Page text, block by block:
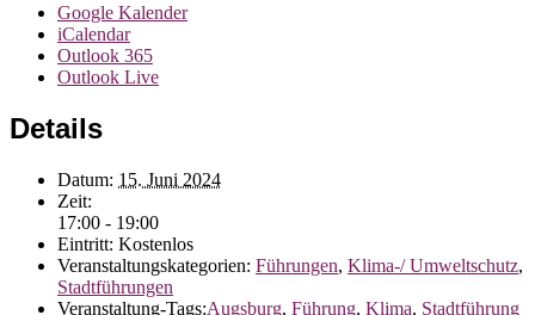
Google Kalender
iCalendar
Outlook 365
Outlook Live
Details
Datum: 15. Juni 2024
Zeit:
17:00 - 19:00
Eintritt: Kostenlos
Veranstaltungskategorien: Führungen, Klima-/ Umweltschutz,
Stadtführungen
Veranstaltung-Tags:Augsburg, Führung, Klima, Stadtführung